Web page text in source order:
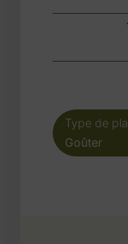
Type de
Goûter